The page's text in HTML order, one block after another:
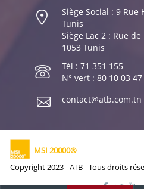
Siège Social : 9 Rue
Tunis
Siège Lac 2 : Rue
1053 Tunis
Tél : 71 351 155
N° vert : 80 10 03 47
contact@atb.com.tn
MSI 20000®
Copyright 2023 - ATB - Tous droits